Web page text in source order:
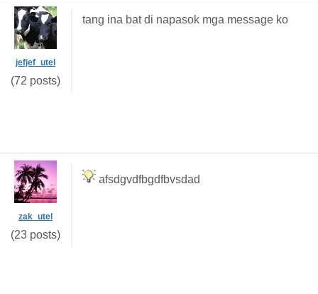
jefjef_utel
(72 posts)
tang ina bat di napasok mga message ko
zak_utel
(23 posts)
afsdgvdfbgdfbvsdad